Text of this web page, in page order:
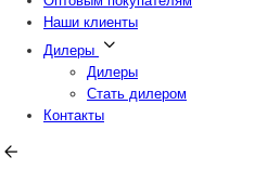
Наши клиенты
Дилеры
Дилеры
Стать дилером
Контакты